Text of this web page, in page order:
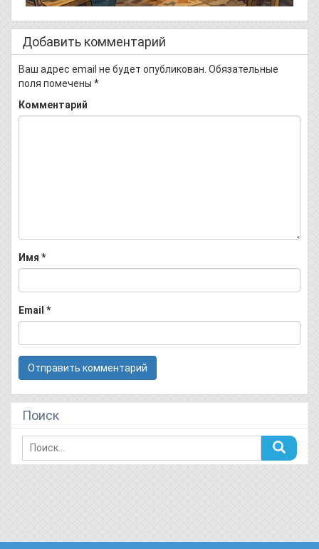
Добавить комментарий
Ваш адрес email не будет опубликован. Обязательные
поля помечены *
Комментарий
Имя *
Email *
Поиск